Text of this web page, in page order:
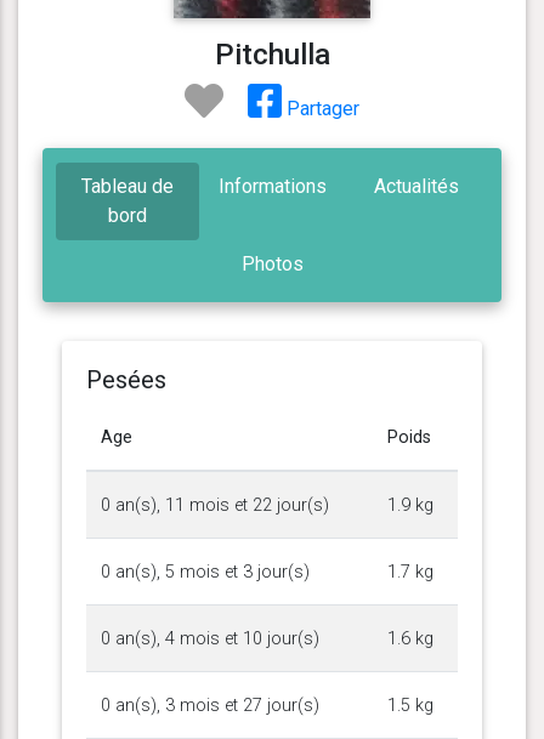
Pitchulla
Partager
Tableau de
bord
Informations Actualités
Photos
Pesées
Age Poids
0 an(s), 11 mois et 22 jour(s) 1.9 kg
0 an(s), 5 mois et 3 jour(s) 1.7 kg
0 an(s), 4 mois et 10 jour(s) 1.6 kg
0 an(s), 3 mois et 27 jour(s) 1.5 kg